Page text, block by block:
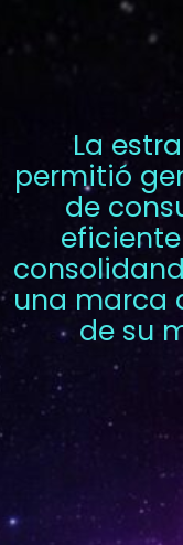
La
permitió
de
una marca
de su